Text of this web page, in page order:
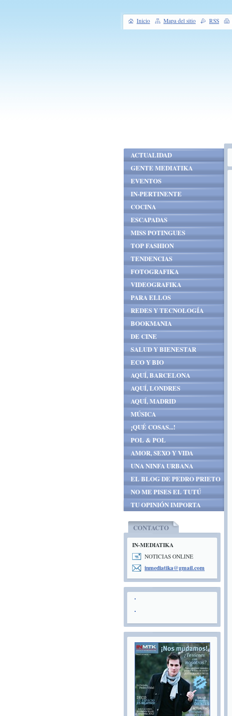
ACTUALIDAD
GENTE MEDIATIKA
EVENTOS
IN-PERTINENTE
COCINA
ESCAPADAS
MISS POTINGUES
TOP FASHION
TENDENCIAS
FOTOGRAFIKA
VIDEOGRAFIKA
PARA ELLOS
REDES Y TECNOLOGÍA
BOOKMANIA
DE CINE
SALUD Y BIENESTAR
ECO Y BIO
AQUÍ, BARCELONA
AQUÍ, LONDRES
AQUÍ, MADRID
MÚSICA
¡QUÉ COSAS...!
POL & POL
AMOR, SEXO Y VIDA
UNA NINFA URBANA
EL BLOG DE PEDRO PRIETO
NO ME PISES EL TUTÚ
TU OPINIÓN IMPORTA
CONTACTO
IN-MEDIATIKA
NOTICIAS ONLINE
inmediatika@gmail.com
Inicio Mapa del sitio RSS